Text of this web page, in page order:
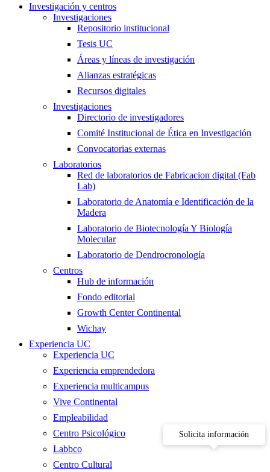
Solicita información
Investigación y centros
Investigaciones
Repositorio institucional
Tesis UC
Áreas y líneas de investigación
Alianzas estratégicas
Recursos digitales
Investigaciones
Directorio de investigadores
Comité Institucional de Ética en Investigación
Convocatorias externas
Laboratorios
Red de laboratorios de Fabricacion digital (Fab
Lab)
Laboratorio de Anatomía e Identificación de la
Madera
Laboratorio de Biotecnología Y Biología
Molecular
Laboratorio de Dendrocronología
Centros
Hub de información
Fondo editorial
Growth Center Continental
Wichay
Experiencia UC
Experiencia UC
Experiencia emprendedora
Experiencia multicampus
Vive Continental
Empleabilidad
Centro Psicológico
Labbco
Centro Cultural